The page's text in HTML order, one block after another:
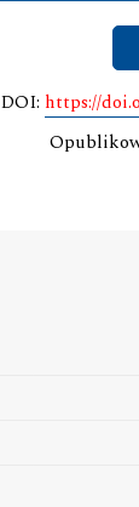
DOI: https://